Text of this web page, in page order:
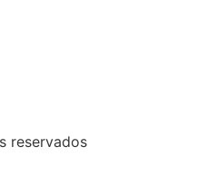
reservados